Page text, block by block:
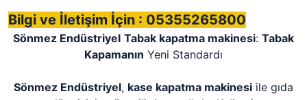
Bilgi ve İletişim İçin : 05355265800
Sönmez Endüstriyel Tabak kapatma makinesi: Tabak
Kapamanın Yeni Standardı
Sönmez Endüstriyel, kase kapatma makinesi ile gıda